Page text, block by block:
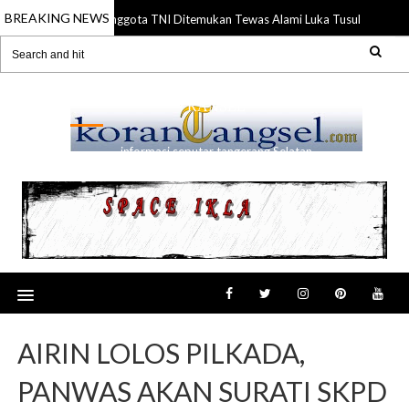
BREAKING NEWS
21 Jul 2026 Anggota TNI Ditemukan Tewas Alami Luka Tusuk di
RANSEL
informasi seputar tangerang Selatan
AIRIN LOLOS PILKADA,
PANWAS AKAN SURATI SKPD